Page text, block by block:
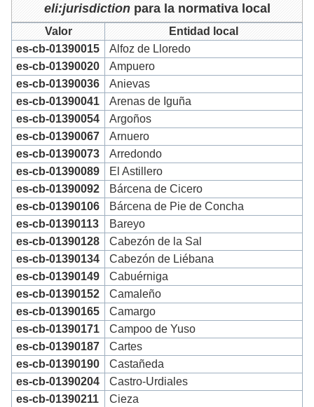
eli:jurisdictionpara la normativa local
Valor
Entidad local
es-cb-01390015
Alfoz de Lloredo
es-cb-01390020
Ampuero
es-cb-01390036
Anievas
es-cb-01390041
Arenas de Iguña
es-cb-01390054
Argoños
es-cb-01390067
Arnuero
es-cb-01390073
Arredondo
es-cb-01390089
El Astillero
es-cb-01390092
Bárcena de Cicero
es-cb-01390106
Bárcena de Pie de Concha
es-cb-01390113
Bareyo
es-cb-01390128
Cabezón de la Sal
es-cb-01390134
Cabezón de Liébana
es-cb-01390149
Cabuérniga
es-cb-01390152
Camaleño
es-cb-01390165
Camargo
es-cb-01390171
Campoo de Yuso
es-cb-01390187
Cartes
es-cb-01390190
Castañeda
es-cb-01390204
Castro-Urdiales
es-cb-01390211
Cieza